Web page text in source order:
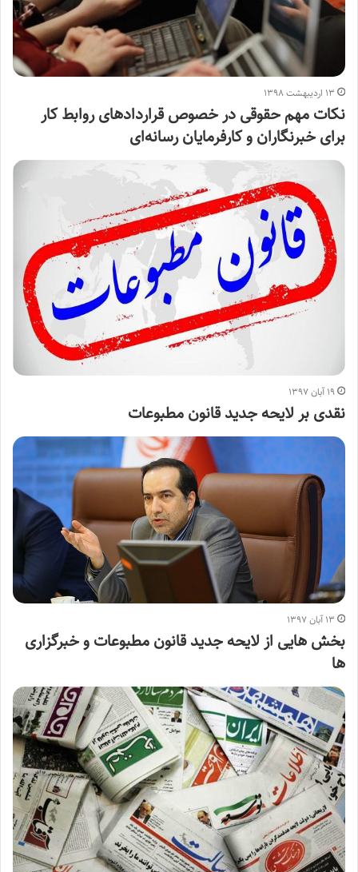
۱۳ اردیبهشت ۱۳۹۸
نکات مهم حقوقی در خصوص قراردادهای روابط کار
برای خبرنگاران و کارفرمایان رسانه‌ای
۱۹ آبان ۱۳۹۷
نقدی بر لایحه جدید قانون مطبوعات
۱۳ آبان ۱۳۹۷
بخش هایی از لایحه جدید قانون مطبوعات و خبرگزاری
ها